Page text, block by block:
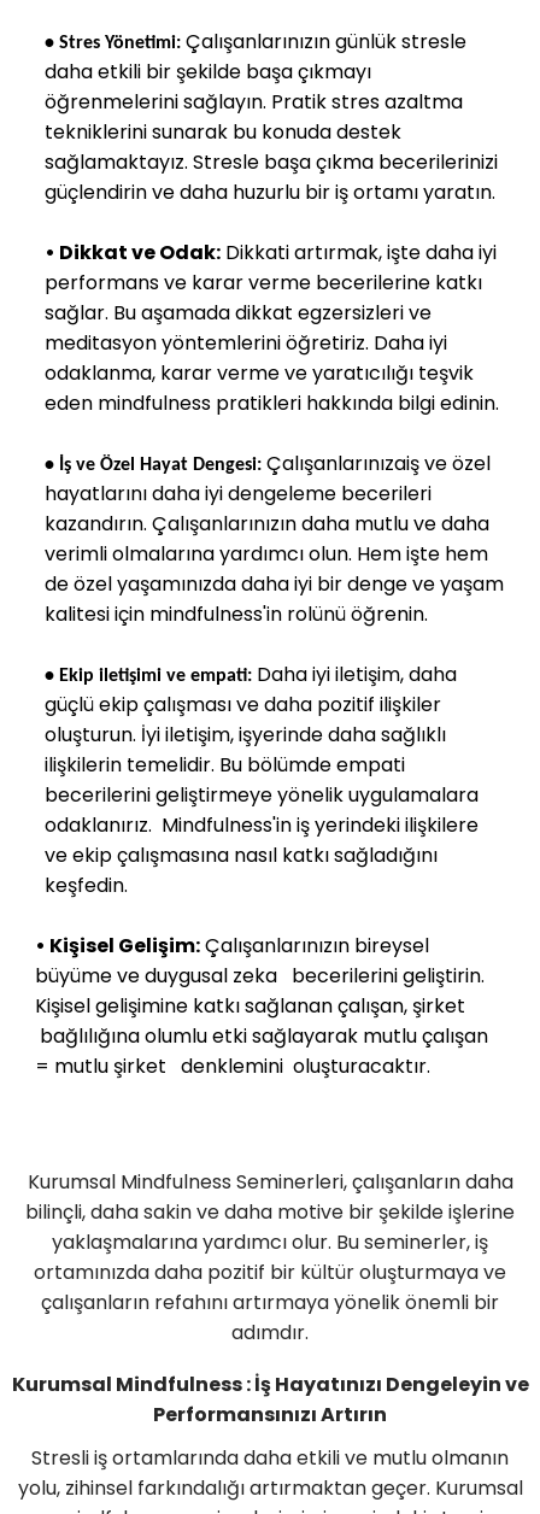
• Stres Yönetimi:Çalışanlarınızın günlük stresle
daha etkili bir şekilde başa çıkmayı
öğrenmelerini sağlayın. Pratik stres azaltma
tekniklerini sunarak bu konuda destek
sağlamaktayız. Stresle başa çıkma becerilerinizi
güçlendirin ve daha huzurlu bir iş ortamı yaratın.
• Dikkat ve Odak:Dikkati artırmak, işte daha iyi
performans ve karar verme becerilerine katkı
sağlar. Bu aşamada dikkat egzersizleri ve
meditasyon yöntemlerini öğretiriz. Daha iyi
odaklanma, karar verme ve yaratıcılığı teşvik
eden mindfulness pratikleri hakkında bilgi edinin.
• İş ve Özel Hayat Dengesi:Çalışanlarınızaiş ve özel
hayatlarını daha iyi dengeleme becerileri
kazandırın. Çalışanlarınızın daha mutlu ve daha
verimli olmalarına yardımcı olun. Hem işte hem
de özel yaşamınızda daha iyi bir denge ve yaşam
kalitesi için mindfulness'in rolünü öğrenin.
• Ekip iletişimi ve empati:Daha iyi iletişim, daha
güçlü ekip çalışması ve daha pozitif ilişkiler
oluşturun. İyi iletişim, işyerinde daha sağlıklı
ilişkilerin temelidir. Bu bölümde empati
becerilerini geliştirmeye yönelik uygulamalara
odaklanırız. Mindfulness'in iş yerindeki ilişkilere
ve ekip çalışmasına nasıl katkı sağladığını
keşfedin.
• Kişisel Gelişim:Çalışanlarınızın bireysel
büyüme ve duygusal zeka becerilerini geliştirin.
Kişisel gelişimine katkı sağlanan çalışan, şirket
bağlılığına olumlu etki sağlayarak mutlu çalışan
= mutlu şirket denklemini oluşturacaktır.
Kurumsal Mindfulness Seminerleri, çalışanların daha
bilinçli, daha sakin ve daha motive bir şekilde işlerine
yaklaşmalarına yardımcı olur. Bu seminerler, iş
ortamınızda daha pozitif bir kültür oluşturmaya ve
çalışanların refahını artırmaya yönelik önemli bir
adımdır.
Kurumsal Mindfulness : İş Hayatınızı Dengeleyin ve
Performansınızı Artırın
Stresli iş ortamlarında daha etkili ve mutlu olmanın
yolu, zihinsel farkındalığı artırmaktan geçer. Kurumsal